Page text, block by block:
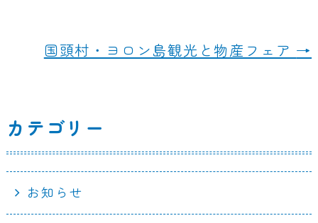
o
k
国頭村・ヨロン島観光と物産フェア →
カテゴリー
お知らせ